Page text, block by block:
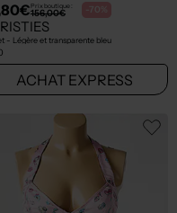
Prix boutique :
156,00€ -70%
- Légère et transparente bleu
ACHAT EXPRESS